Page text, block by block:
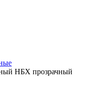
НБХ прозрачный